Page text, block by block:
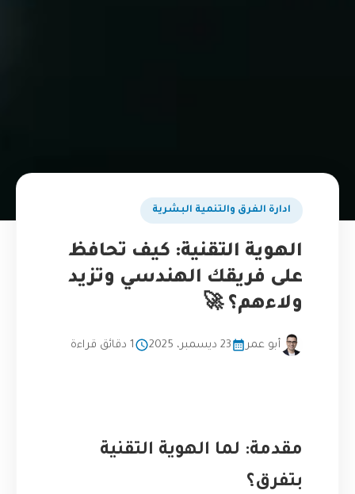
ادارة الفرق والتنمية البشرية
الهوية التقنية: كيف تحافظ
على فريقك الهندسي وتزيد
ولاءهم؟ 🚀
أبو عمر 23 ديسمبر، 2025 1 دقائق قراءة
مقدمة: لما الهوية التقنية
بتفرق؟